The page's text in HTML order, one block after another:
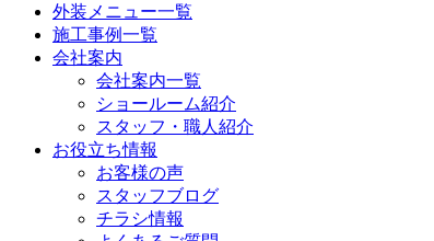
外装メニュー一覧
施工事例一覧
会社案内
会社案内一覧
ショールーム紹介
スタッフ・職人紹介
お役立ち情報
お客様の声
スタッフブログ
チラシ情報